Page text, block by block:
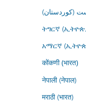
(کوردستان)
ትግርኛ
አማርኛ
कोंकणी (भारत)
नेपाली (नेपाल)
मराठी (भारत)